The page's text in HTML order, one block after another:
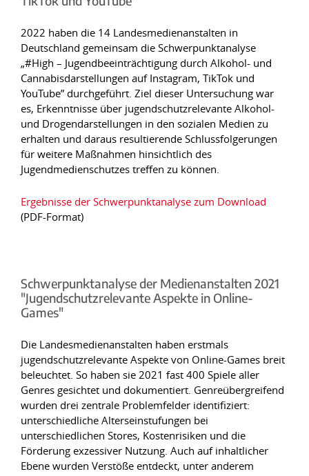
2022 haben die 14 Landesmedienanstalten in
Deutschland gemeinsam die Schwerpunktanalyse
„#High – Jugendbeeinträchtigung durch Alkohol- und
Cannabisdarstellungen auf Instagram, TikTok und
YouTube” durchgeführt. Ziel dieser Untersuchung war
es, Erkenntnisse über jugendschutzrelevante Alkohol-
und Drogendarstellungen in den sozialen Medien zu
erhalten und daraus resultierende Schlussfolgerungen
für weitere Maßnahmen hinsichtlich des
Jugendmedienschutzes treffen zu können.
Ergebnisse der Schwerpunktanalyse zum Download
(PDF-Format)
Schwerpunktanalyse der Medienanstalten 2021
"Jugendschutzrelevante Aspekte in Online-
Games"
Die Landesmedienanstalten haben erstmals
jugendschutzrelevante Aspekte von Online-Games breit
beleuchtet. So haben sie 2021 fast 400 Spiele aller
Genres gesichtet und dokumentiert. Genreübergreifend
wurden drei zentrale Problemfelder identifiziert:
unterschiedliche Alterseinstufungen bei
unterschiedlichen Stores, Kostenrisiken und die
Förderung exzessiver Nutzung. Auch auf inhaltlicher
Ebene wurden Verstöße entdeckt, unter anderem